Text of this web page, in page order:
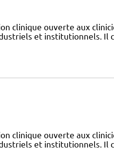
clinique ouverte aux
et institutionnels. Il
clinique ouverte aux
et institutionnels. Il